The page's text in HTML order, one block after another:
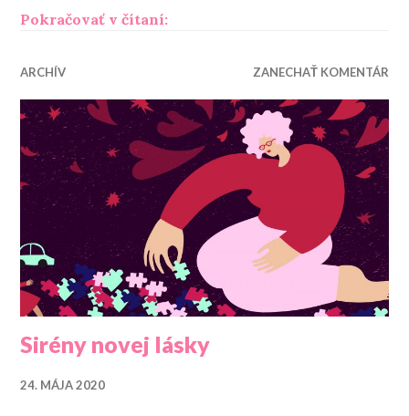
Pokračovať v čítaní:„Vôbec nič sa medzi nami
ARCHÍV ZANECHAŤ KOMENTÁR
Sirény novej lásky
24. MÁJA 2020